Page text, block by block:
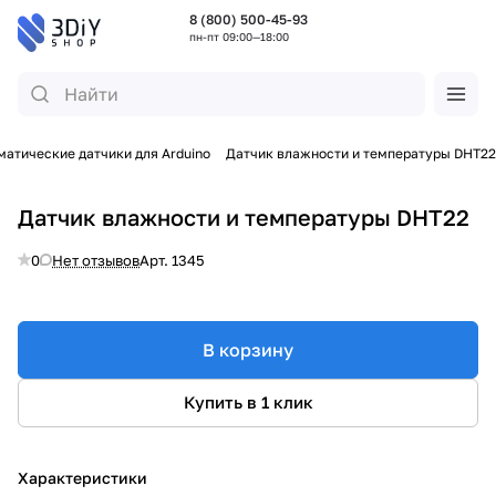
8 (800) 500-45-93
пн-пт 09:00—18:00
датчики для Arduino Датчик влажности и температуры DHT22
Датчик влажности и температуры DHT22
0 Нет отзывовАрт. 1345
В корзину
Купить в 1 клик
Характеристики